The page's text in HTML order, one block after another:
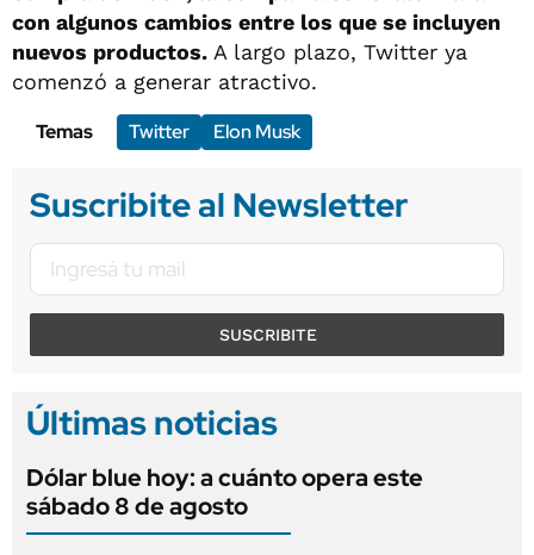
con algunos cambios entre los que se incluyen
nuevos productos. A largo plazo, Twitter ya
comenzó a generar atractivo.
Temas
Twitter Elon Musk
Suscribite al Newsletter
SUSCRIBITE
Últimas noticias
Dólar blue hoy: a cuánto opera este
sábado 8 de agosto